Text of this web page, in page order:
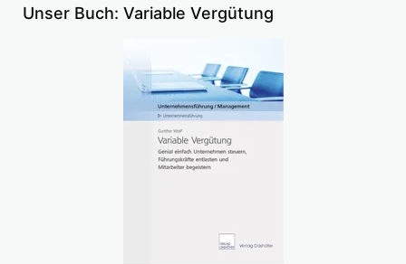
Unser Buch: Variable Vergütung